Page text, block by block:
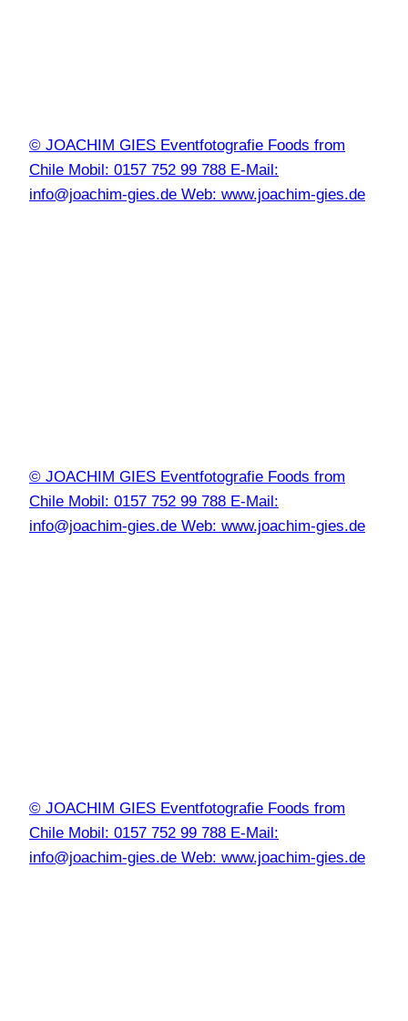
© JOACHIM GIES Eventfotografie Foods from
Chile Mobil: 0157 752 99 788 E-Mail:
info@joachim-gies.de Web: www.joachim-gies.de
© JOACHIM GIES Eventfotografie Foods from
Chile Mobil: 0157 752 99 788 E-Mail:
info@joachim-gies.de Web: www.joachim-gies.de
© JOACHIM GIES Eventfotografie Foods from
Chile Mobil: 0157 752 99 788 E-Mail:
info@joachim-gies.de Web: www.joachim-gies.de